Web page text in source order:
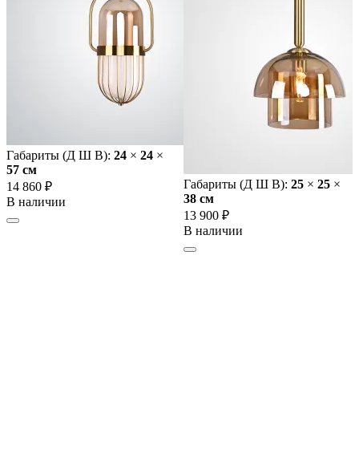
Габариты (Д Ш В): 24 × 24 ×
57 cм
14 860 ₽
В наличии
Габариты (Д Ш В): 25 × 25 ×
38 cм
13 900 ₽
В наличии